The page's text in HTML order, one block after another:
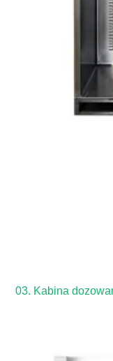
03. Kabina